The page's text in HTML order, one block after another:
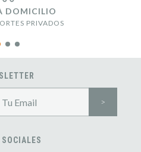
DOMICILIO
PRIVADOS
SOCIALES